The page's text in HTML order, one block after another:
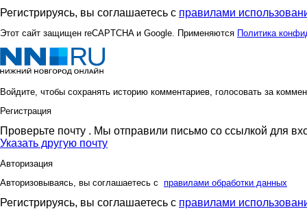
Регистрируясь, вы соглашаетесь с правилами
Этот сайт защищен reCAPTCHA и Google. Применяются Политика
Войдите, чтобы сохранять историю комментариев, голосовать за
Регистрация
Проверьте почту . Мы отправили письмо со ссылкой для
Указать другую почту
Авторизация
Авторизовываясь, вы соглашаетесь с правилами обработки данных
Регистрируясь, вы соглашаетесь с правилами